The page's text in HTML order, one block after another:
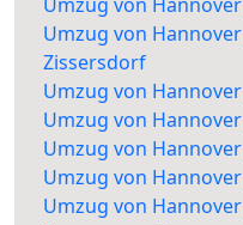
Umzug von
Zissersdorf
Umzug von
Umzug von
Umzug von
Umzug von
Umzug von